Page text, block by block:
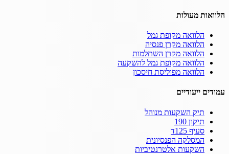
הלוואות מעולות
הלוואה מקופת גמל
הלוואה מקרן פנסיה
הלוואה מקרן השתלמות
הלוואה מקופת גמל להשקעה
הלוואה מפוליסת חיסכון
עמודים ייעודיים
תיק השקעות מנוהל
תיקון 190
סעיף 125ד
המסלקה הפנסיונית
השקעות אלטרנטיביות